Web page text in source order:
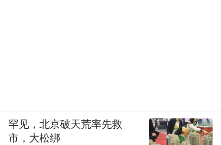
罕见，北京破天荒率先救
市，大松绑